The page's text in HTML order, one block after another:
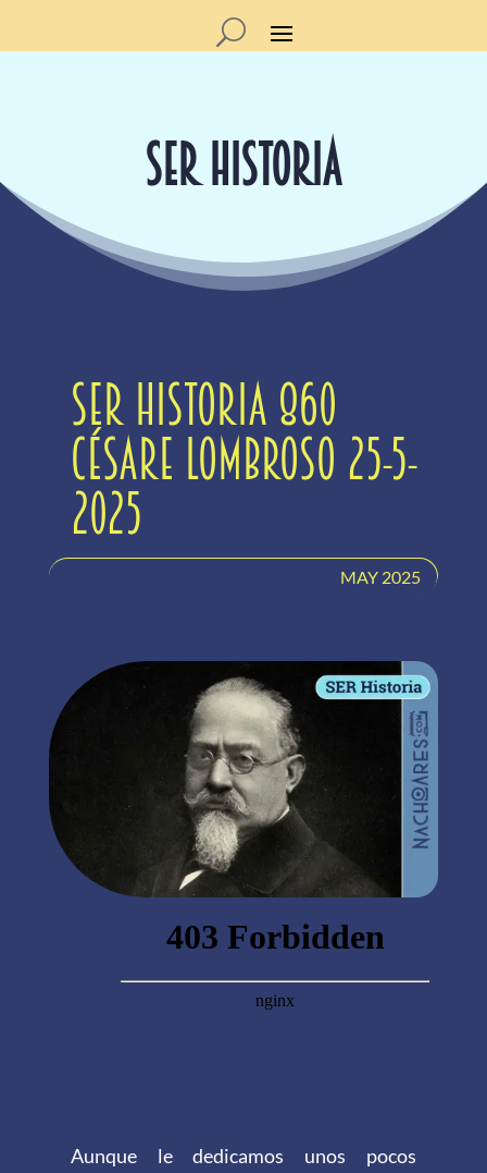
SER HISTORIA
Ser Historia 860
Césare Lombroso 25-5-
2025
MAY 2025
Aunque le dedicamos unos pocos